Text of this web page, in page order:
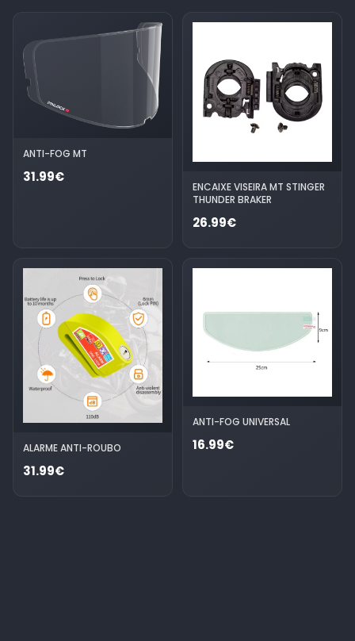
ANTI-FOG MT
31.99€
ENCAIXE VISEIRA MT STINGER
THUNDER BRAKER
26.99€
ALARME ANTI-ROUBO
31.99€
ANTI-FOG UNIVERSAL
16.99€